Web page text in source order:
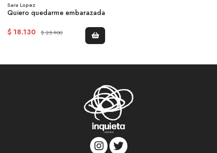
Sara Lopez
Quiero quedarme embarazada
$ 18.130
$ 25.900